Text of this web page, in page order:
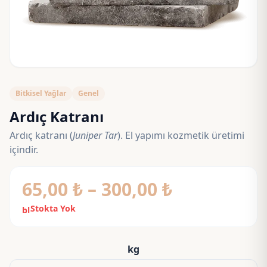
Bitkisel Yağlar Genel
Ardıç Katranı
Ardıç katranı (Juniper Tar). El yapımı kozmetik üretimi
içindir.
65,00 ₺ – 300,00 ₺Fiyat
-
block
Stokta Yok
kg